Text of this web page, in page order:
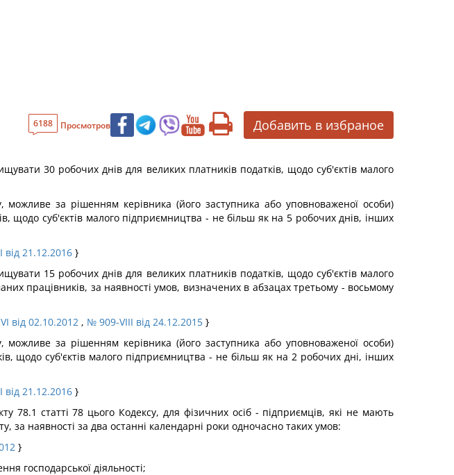
6188 Просмотров Добавить в избраное
30 робочих днів для великих платників податків, щодо суб'єктів малого
за рішенням керівника (його заступника або уповноваженої особи)
щодо суб'єктів малого підприємництва - не більш як на 5 робочих днів, інших
21.12.2016 }
15 робочих днів для великих платників податків, щодо суб'єктів малого
працівників, за наявності умов, визначених в абзацах третьому - восьмому
від 02.10.2012 , № 909-VIII від 24.12.2015 }
за рішенням керівника (його заступника або уповноваженої особи)
щодо суб'єктів малого підприємництва - не більш як на 2 робочих дні, інших
21.12.2016 }
78.1 статті 78 цього Кодексу, для фізичних осіб - підприємців, які не мають
наявності за два останні календарні роки одночасно таких умов:
}
господарської діяльності;